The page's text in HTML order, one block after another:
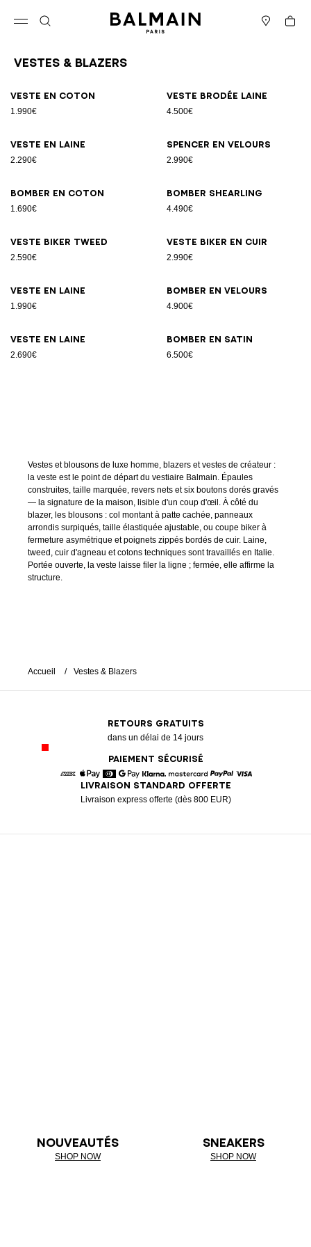
Panier
Vestes & Blazers
Veste en coton
1.990€
Veste brodée laine
4.500€
Veste en laine
2.290€
Spencer en velours
2.990€
Bomber en coton
1.690€
Bomber shearling
4.490€
Veste biker tweed
2.590€
Veste biker en cuir
2.990€
Veste en laine
1.990€
Bomber en velours
4.900€
Veste en laine
2.690€
Bomber en satin
6.500€
Vestes et blousons de luxe homme, blazers et vestes de créateur :
la veste est le point de départ du vestiaire Balmain. Épaules
construites, taille marquée, revers nets et six boutons dorés gravés
— la signature de la maison, lisible d'un coup d'œil. À côté du
blazer, les blousons : col montant à patte cachée, panneaux
arrondis surpiqués, taille élastiquée ajustable, ou coupe biker à
fermeture asymétrique et poignets zippés bordés de cuir. Laine,
tweed, cuir d'agneau et cotons techniques sont travaillés en Italie.
Portée ouverte, la veste laisse filer la ligne ; fermée, elle affirme la
structure.
Accueil Vestes & Blazers
RETOURS GRATUITS
dans un délai de 14 jours
PAIEMENT SÉCURISÉ
American Express
Apple Pay
DinersGoogle Pay
Klarna MastercardPaypal
LIVRAISON STANDARD OFFERTE
Livraison express offerte (dès 800 EUR)
NOUVEAUTÉS
SHOP NOW
SNEAKERS
SHOP NOW